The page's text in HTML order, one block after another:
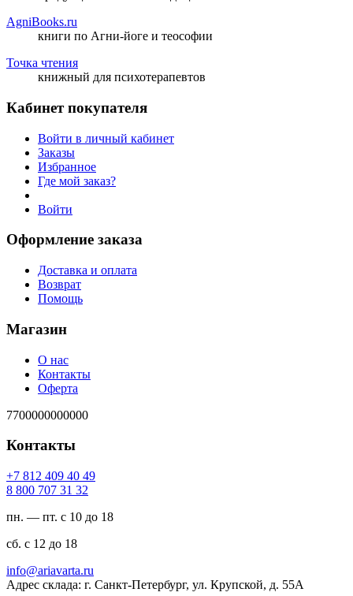
AgniBooks.ru
книги по Агни-йоге и теософии
Точка чтения
книжный для психотерапевтов
Кабинет покупателя
Войти в личный кабинет
Заказы
Избранное
Где мой заказ?
Войти
Оформление заказа
Доставка и оплата
Возврат
Помощь
Магазин
О нас
Контакты
Оферта
7700000000000
Контакты
94 04 904 218 7+
23 13 707 008 8
пн. — пт. с 10 до 18
сб. с 12 до 18
ur.atravaira@ofni
Адрес склада: г. Санкт-Петербург, ул. Крупской, д. 55А